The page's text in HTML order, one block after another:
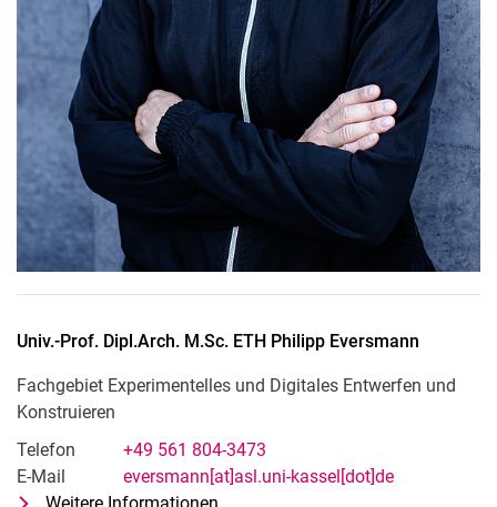
Univ.-Prof. Dipl.Arch. M.Sc. ETH Philipp Eversmann
Fachgebiet Experimentelles und Digitales Entwerfen und
Konstruieren
Telefon
+49 561 804-3473
E-Mail
eversmann[at]asl.uni-kassel[dot]de